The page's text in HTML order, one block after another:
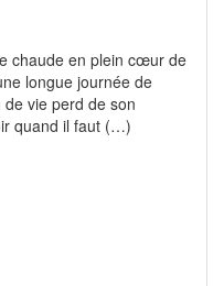
chaude en plein cœur de
longue journée de
vie perd de son
quand il faut (…)